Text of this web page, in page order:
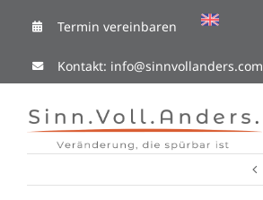
content
Kontakt: info@sinnvollanders.com
Termin vereinbaren